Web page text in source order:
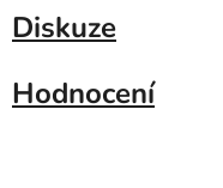
Diskuze
Hodnocení